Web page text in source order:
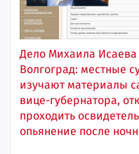
Дело Михаила Исаева
Волгоград: местные
изучают материалы
вице-губернатора,
проходить
опьянение после